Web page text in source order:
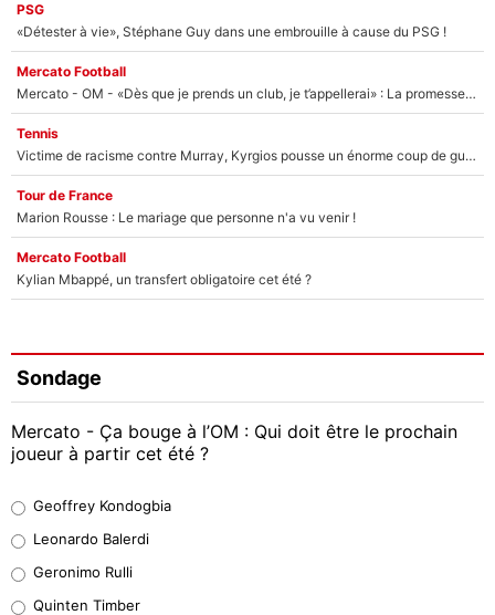
PSG
«Détester à vie», Stéphane Guy dans une embrouille à cause du PSG !
Mercato Football
Mercato - OM - «Dès que je prends un club, je t’appellerai» : La promesse de Marcelino au moment de claquer la porte
Tennis
Victime de racisme contre Murray, Kyrgios pousse un énorme coup de gueule !
Tour de France
Marion Rousse : Le mariage que personne n'a vu venir !
Mercato Football
Kylian Mbappé, un transfert obligatoire cet été ?
Sondage
Mercato - Ça bouge à l’OM : Qui doit être le prochain
joueur à partir cet été ?
38%
32%
Geoffrey Kondogbia
Leonardo Balerdi
Geronimo Rulli
Quinten Timber